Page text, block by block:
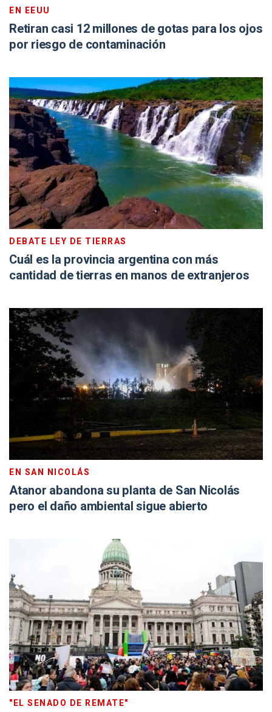
EN EEUU
Retiran casi 12 millones de gotas para los ojos
por riesgo de contaminación
DEBATE LEY DE TIERRAS
Cuál es la provincia argentina con más
cantidad de tierras en manos de extranjeros
EN SAN NICOLÁS
Atanor abandona su planta de San Nicolás
pero el daño ambiental sigue abierto
"EL SENADO DE REMATE"